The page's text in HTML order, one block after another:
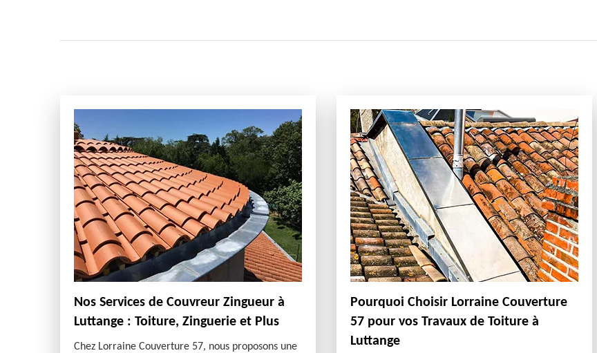
Nos Services de Couvreur Zingueur à
Luttange : Toiture, Zinguerie et Plus
Chez Lorraine Couverture 57, nous proposons une
Pourquoi Choisir Lorraine Couverture
57 pour vos Travaux de Toiture à
Luttange